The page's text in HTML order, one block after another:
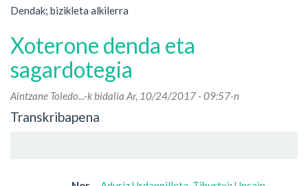
Dendak; bizikleta alkilerra
Xoterone denda eta
sagardotegia
Aintzane Toledo... -k bidalia Ar, 10/24/2017 - 09:57-n
Transkribapena